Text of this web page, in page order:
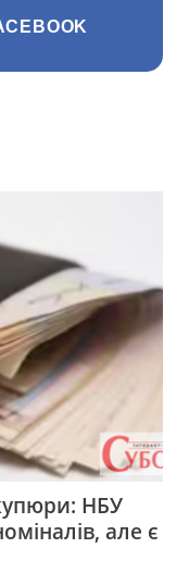
НБУ
але є